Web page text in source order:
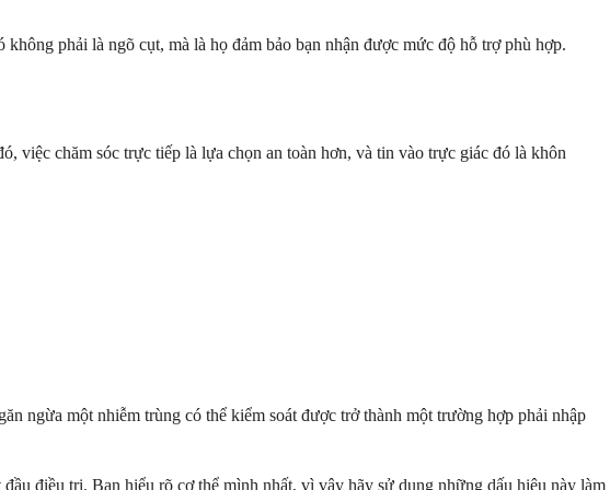
phải là ngõ cụt, mà là họ đảm bảo bạn nhận được mức độ hỗ trợ phù hợp.
việc chăm sóc trực tiếp là lựa chọn an toàn hơn, và tin vào trực giác đó là khôn
ngừa một nhiễm trùng có thể kiểm soát được trở thành một trường hợp phải nhập
điều trị. Bạn hiểu rõ cơ thể mình nhất, vì vậy hãy sử dụng những dấu hiệu này làm